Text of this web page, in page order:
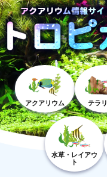
アクアリウム テラ
水草・レイアウ
ト